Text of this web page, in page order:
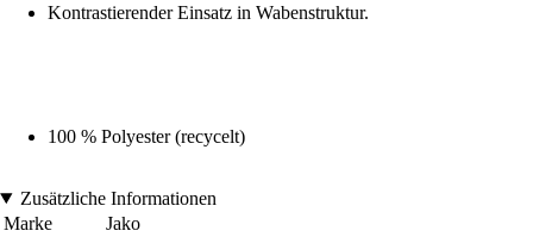
Kontrastierender Einsatz in Wabenstruktur.
100 % Polyester (recycelt)
Zusätzliche Informationen
Marke
Jako